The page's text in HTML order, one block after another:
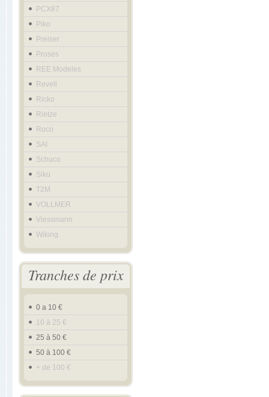
PCX87
Piko
Preiser
Proses
REE Modeles
Revell
Ricko
Rietze
Roco
SAI
Schuco
Siku
T2M
VOLLMER
Viessmann
Wiking
Tranches de prix
0 a 10 €
10 à 25 €
25 à 50 €
50 à 100 €
+ de 100 €